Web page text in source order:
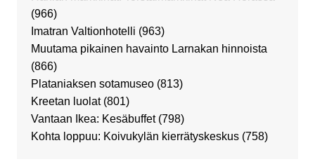
(966)
Imatran Valtionhotelli (963)
Muutama pikainen havainto Larnakan hinnoista
(866)
Plataniaksen sotamuseo (813)
Kreetan luolat (801)
Vantaan Ikea: Kesäbuffet (798)
Kohta loppuu: Koivukylän kierrätyskeskus (758)